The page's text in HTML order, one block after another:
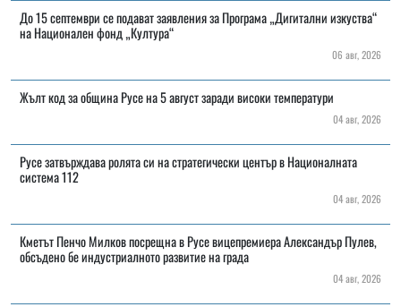
До 15 септември се подават заявления за Програма „Дигитални изкуства“
на Национален фонд „Култура“
06 авг, 2026
Жълт код за община Русе на 5 август заради високи температури
04 авг, 2026
Русе затвърждава ролята си на стратегически център в Националната
система 112
04 авг, 2026
Кметът Пенчо Милков посрещна в Русе вицепремиера Александър Пулев,
обсъдено бе индустриалното развитие на града
04 авг, 2026